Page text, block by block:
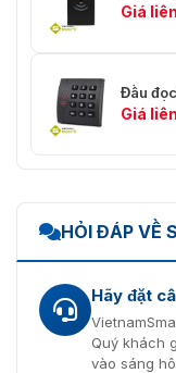
Giá
Đầu
Giá
HỎI ĐÁP VỀ
Hãy đặt
Quý khách
vào sáng